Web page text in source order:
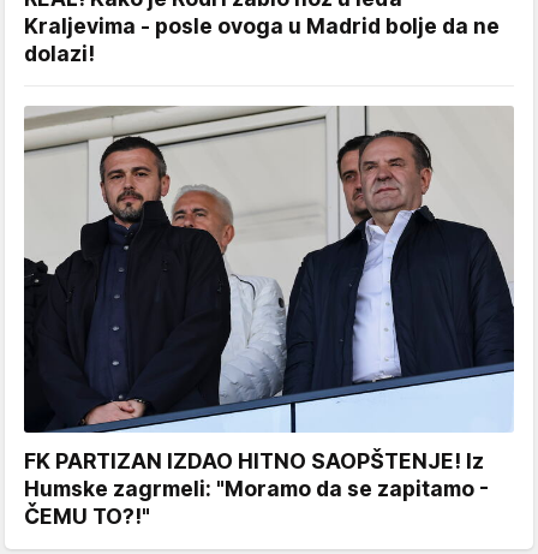
Kraljevima - posle ovoga u Madrid bolje da ne
dolazi!
FK PARTIZAN IZDAO HITNO SAOPŠTENJE! Iz
Humske zagrmeli: "Moramo da se zapitamo -
ČEMU TO?!"